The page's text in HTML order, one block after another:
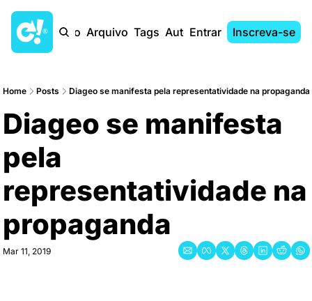
Início Arquivo Tags AutoresEntrar Inscreva-se
Home Posts Diageo se manifesta pela representatividade na propaganda
Diageo se manifesta
pela
representatividade na
propaganda
Mar 11, 2019